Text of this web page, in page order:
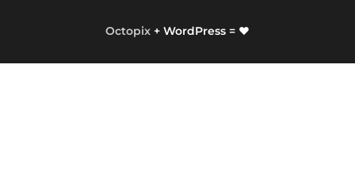
Octopix + WordPress = ❤